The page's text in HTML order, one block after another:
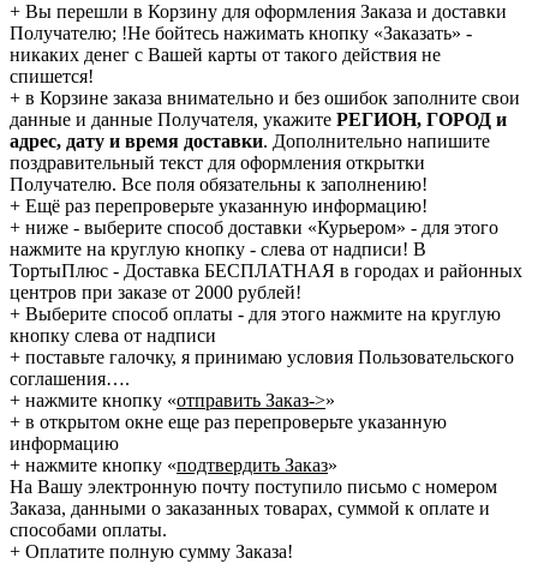
+ Вы перешли в Корзину для оформления Заказа и доставки
Получателю; !Не бойтесь нажимать кнопку «Заказать» -
никаких денег с Вашей карты от такого действия не
спишется!
+ в Корзине заказа внимательно и без ошибок заполните свои
данные и данные Получателя, укажите РЕГИОН, ГОРОД и
адрес, дату и время доставки. Дополнительно напишите
поздравительный текст для оформления открытки
Получателю. Все поля обязательны к заполнению!
+ Ещё раз перепроверьте указанную информацию!
+ ниже - выберите способ доставки «Курьером» - для этого
нажмите на круглую кнопку - слева от надписи! В
ТортыПлюс - Доставка БЕСПЛАТНАЯ в городах и районных
центров при заказе от 2000 рублей!
+ Выберите способ оплаты - для этого нажмите на круглую
кнопку слева от надписи
+ поставьте галочку, я принимаю условия Пользовательского
соглашения….
+ нажмите кнопку «отправить Заказ->»
+ в открытом окне еще раз перепроверьте указанную
информацию
+ нажмите кнопку «подтвердить Заказ»
На Вашу электронную почту поступило письмо с номером
Заказа, данными о заказанных товарах, суммой к оплате и
способами оплаты.
+ Оплатите полную сумму Заказа!